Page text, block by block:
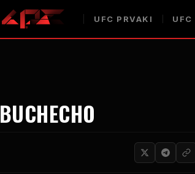
UFC PRVAKI UFC